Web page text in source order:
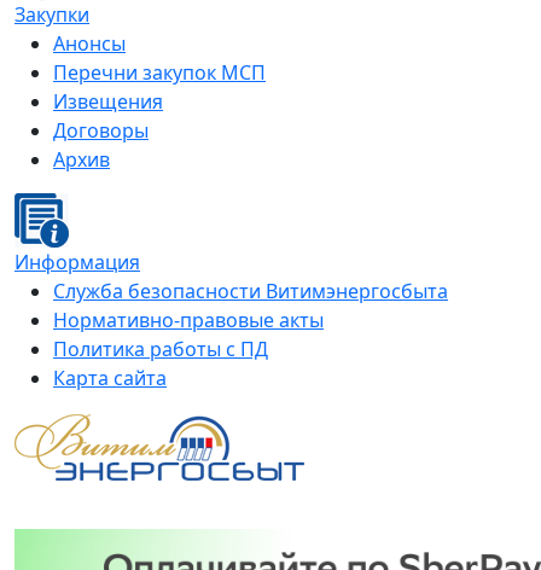
Закупки
Анонсы
Перечни закупок МСП
Извещения
Договоры
Архив
Информация
Служба безопасности Витимэнергосбыта
Нормативно-правовые акты
Политика работы с ПД
Карта сайта